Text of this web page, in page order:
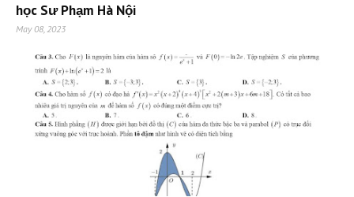
học Sư Phạm Hà Nội
May 08, 2023